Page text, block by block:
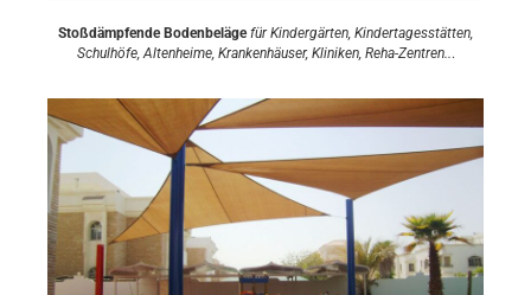
Stoßdämpfende Bodenbeläge für Kindergärten, Kindertagesstätten,
Schulhöfe, Altenheime, Krankenhäuser, Kliniken, Reha-Zentren...